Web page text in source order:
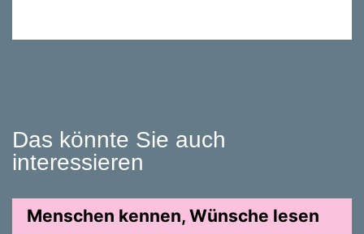
Das könnte Sie auch
interessieren
Menschen kennen, Wünsche lesen